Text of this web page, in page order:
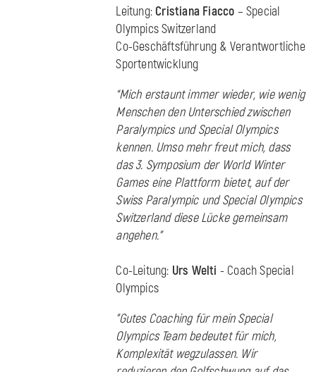
Leitung: Cristiana Fiacco – Special
Olympics Switzerland
Co-Geschäftsführung & Verantwortliche
Sportentwicklung
“Mich erstaunt immer wieder, wie wenig
Menschen den Unterschied zwischen
Paralympics und Special Olympics
kennen. Umso mehr freut mich, dass
das 3. Symposium der World Winter
Games eine Plattform bietet, auf der
Swiss Paralympic und Special Olympics
Switzerland diese Lücke gemeinsam
angehen.”
Co-Leitung: Urs Welti - Coach Special
Olympics
"Gutes Coaching für mein Special
Olympics Team bedeutet für mich,
Komplexität wegzulassen. Wir